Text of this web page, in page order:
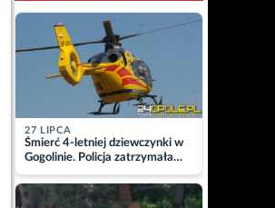
27 LIPCA
Śmierć 4-letniej dziewczynki w
Gogolinie. Policja zatrzymała
matkę